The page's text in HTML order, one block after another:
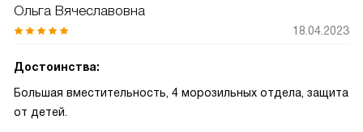
Ольга Вячеславовна
18.04.2023
Достоинства:
Большая вместительность, 4 морозильных отдела, защита
от детей.